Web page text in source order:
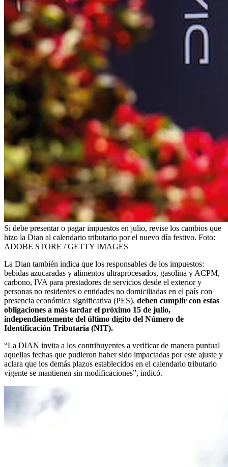
Si debe presentar o pagar impuestos en julio, revise los cambios que
hizo la Dian al calendario tributario por el nuevo día festivo. Foto:
ADOBE STORE / GETTY IMAGES
La Dian también indica que los responsables de los impuestos:
bebidas azucaradas y alimentos ultraprocesados, gasolina y ACPM,
carbono, IVA para prestadores de servicios desde el exterior y
personas no residentes o entidades no domiciliadas en el país con
presencia económica significativa (PES), deben cumplir con estas
obligaciones a más tardar el próximo 15 de julio,
independientemente del último dígito del Número de
Identificación Tributaria (NIT).
“La DIAN invita a los contribuyentes a verificar de manera puntual
aquellas fechas que pudieron haber sido impactadas por este ajuste y
aclara que los demás plazos establecidos en el calendario tributario
vigente se mantienen sin modificaciones”, indicó.